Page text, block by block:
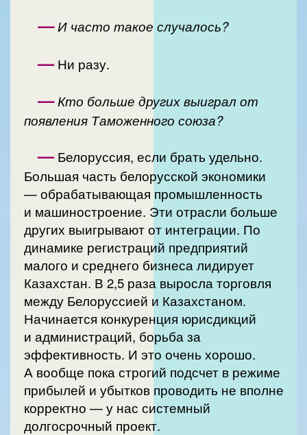
—И часто такое случалось?
— Ни разу.
—Кто больше других выиграл от
появления Таможенного союза?
— Белоруссия, если брать удельно.
Большая часть белорусской экономики
— обрабатывающая промышленность
и машиностроение. Эти отрасли больше
других выигрывают от интеграции. По
динамике регистраций предприятий
малого и среднего бизнеса лидирует
Казахстан. В 2,5 раза выросла торговля
между Белоруссией и Казахстаном.
Начинается конкуренция юрисдикций
и администраций, борьба за
эффективность. И это очень хорошо.
А вообще пока строгий подсчет в режиме
прибылей и убытков проводить не вполне
корректно — у нас системный
долгосрочный проект.